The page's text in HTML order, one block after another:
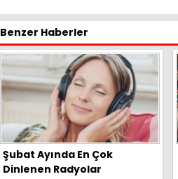
Benzer Haberler
Şubat Ayında En Çok
Dinlenen Radyolar